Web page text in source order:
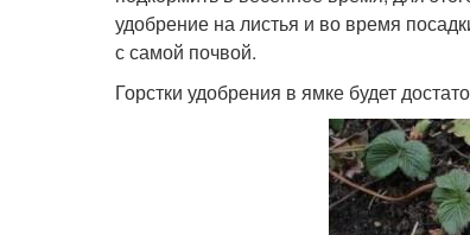
удобрение на листья и во время
с самой почвой.
Горстки удобрения в ямке будет